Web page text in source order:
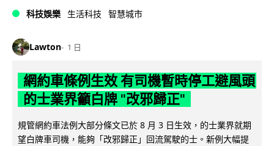
科技娛樂 生活科技 智慧城市
Lawton 1 日
網約車條例生效 有司機暫時停工避風頭
的士業界籲白牌 "改邪歸正"
規管網約車法例大部分條文已於 8 月 3 日生效，的士業界就期
望白牌車司機，能夠「改邪歸正」回流駕駛的士。新例大幅提